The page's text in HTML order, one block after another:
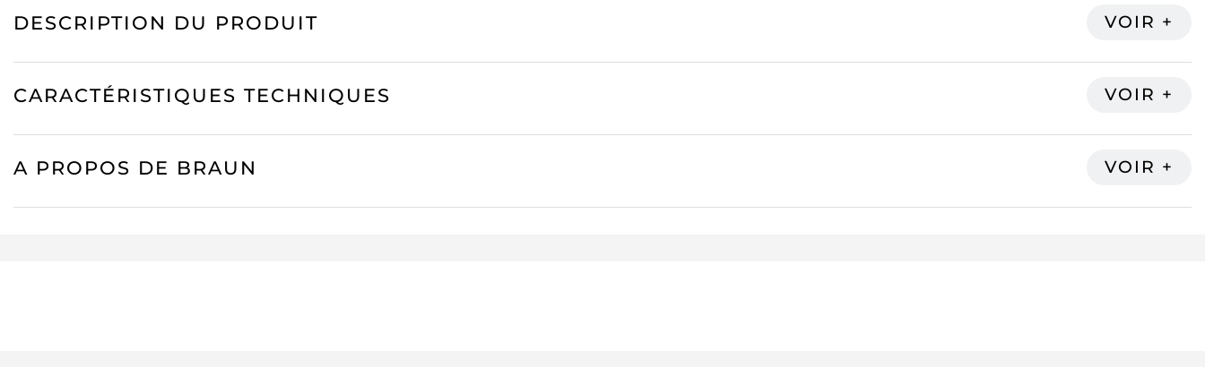
DESCRIPTION DU PRODUIT
CARACTÉRISTIQUES TECHNIQUES
A PROPOS DE BRAUN